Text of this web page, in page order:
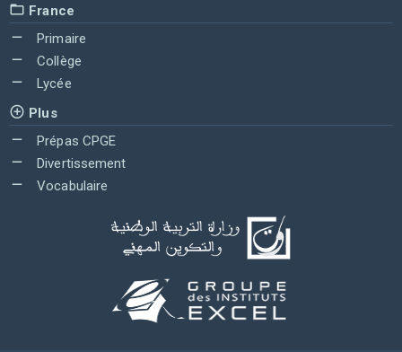
France
Primaire
Collège
Lycée
Plus
Prépas CPGE
Divertissement
Vocabulaire